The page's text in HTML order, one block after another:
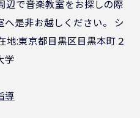
辺で音楽教室をお探しの際
是非お越しください。 シ
地:東京都目黒区目黒本町２
学
導